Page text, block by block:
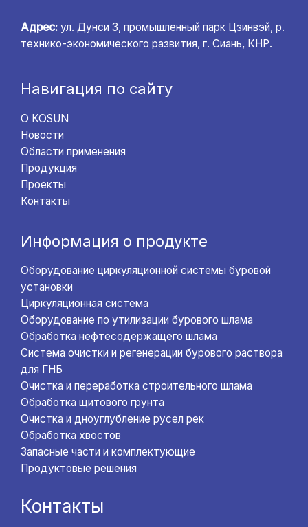
Адрес: ул. Дунси 3, промышленный парк Цзинвэй, р.
технико-экономического развития, г. Сиань, КНР.
Навигация по сайту
О KOSUN
Новости
Области применения
Продукция
Проекты
Контакты
Информация о продукте
Оборудование циркуляционной системы буровой
установки
Циркуляционная система
Оборудование по утилизации бурового шлама
Обработка нефтесодержащего шлама
Система очистки и регенерации бурового раствора
для ГНБ
Очистка и переработка строительного шлама
Обработка щитового грунта
Очистка и дноуглубление русел рек
Обработка хвостов
Запасные части и комплектующие
Продуктовые решения
Контакты